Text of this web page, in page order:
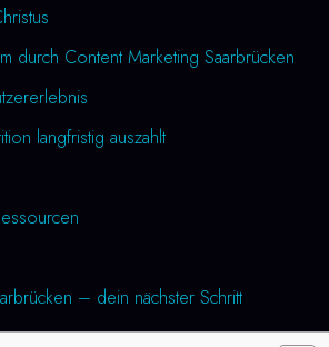
durch Content Marketing Saarbrücken
langfristig auszahlt
– dein nächster Schritt